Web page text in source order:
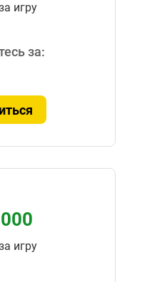
игру
за:
игру